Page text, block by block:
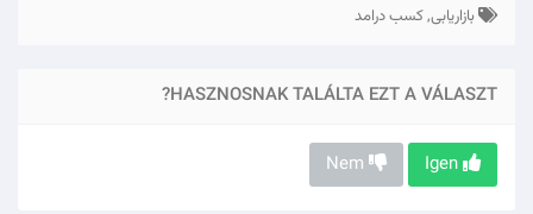
بازاریابی, کسب درامد
HASZNOSNAK TALÁLTA EZT A VÁLASZT?